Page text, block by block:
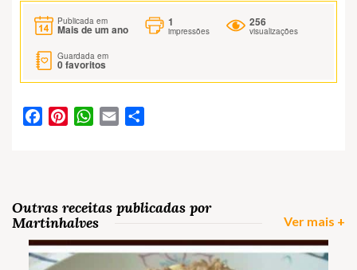
Publicada em
Mais de um ano
1
impressões
256
visualizações
Guardada em
0favoritos
FacebookPinterestWhatsApp
Email
Outras receitas publicadas por
Martinhalves
Ver mais +